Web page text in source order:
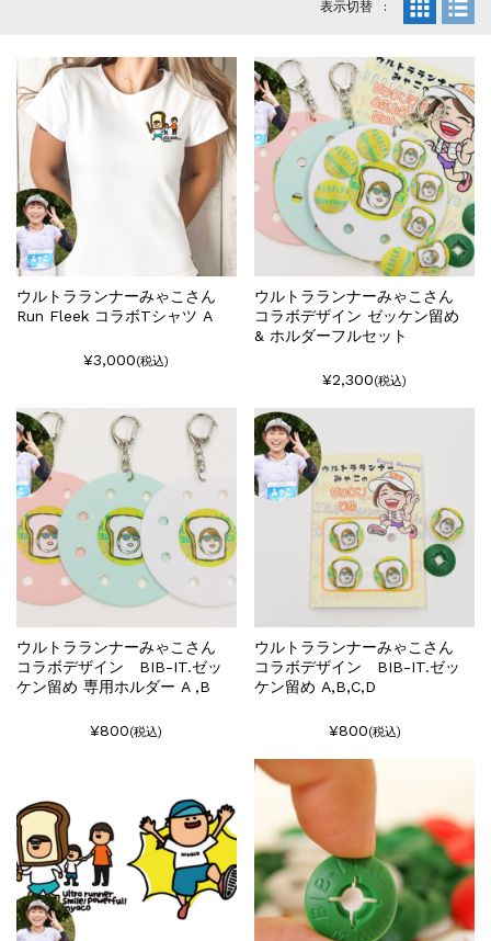
仙台国際ハーフマラソン2026 大会オリ...
events
2025.10.1
第46回 丹波篠山ABCマラソン...
表示切替
ウルトラランナーみゃこさん
Run Fleek コラボTシャツ A
¥3,000(税込)
ウルトラランナーみゃこさん
コラボデザイン ゼッケン留め
& ホルダーフルセット
¥2,300(税込)
ウルトラランナーみゃこさん
コラボデザイン BIB-IT.ゼッ
ケン留め 専用ホルダー A ,B
¥800(税込)
ウルトラランナーみゃこさん
コラボデザイン BIB-IT.ゼッ
ケン留め A,B,C,D
¥800(税込)